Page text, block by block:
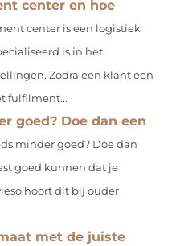
center en hoe
center is een logistiek
is in het
Zodra een klant een
fulfilment...
goed? Doe dan een
minder goed? Doe dan
goed kunnen dat je
hoort dit bij ouder
met de juiste